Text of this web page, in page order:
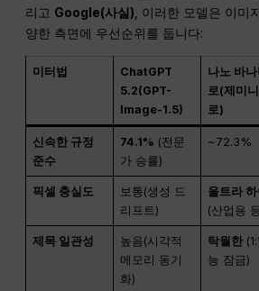
리고 Google(사실) , 이러한 모델은 이
양한 측면에 우선순위를 둡니다:
미터법
ChatGPT
5.2(GPT-
Image-1.5)
나노 바
로(제미
로)
신속한 규정
준수
74.1% (전문
가 승률)
~72.3%
픽셀 충실도
보통(생성 드
리프트)
울트라 하
(산업용
제목 일관성
높음(시각적
메모리 동기
화)
탁월한
능 잠금)